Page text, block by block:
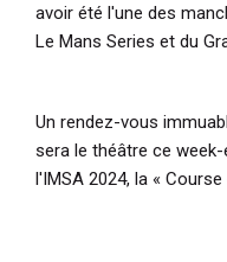
avoir été l'une des
Le Mans Series et du
Un rendez-vous
sera le théâtre ce
l'IMSA 2024, la «